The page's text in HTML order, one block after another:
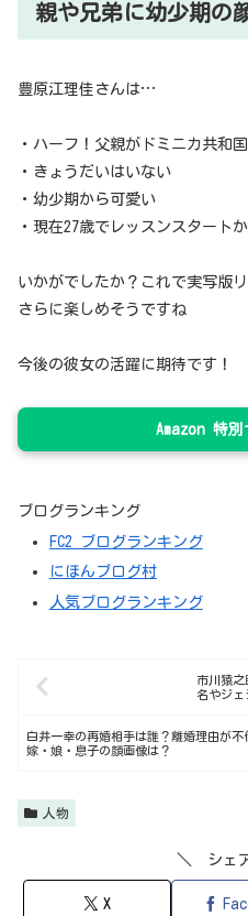
親や兄弟に幼少期の
豊原江理佳さんは…
・ハーフ！父親がドミニカ共和
・きょうだいはいない
・幼少期から可愛い
・現在27歳でレッスンスタート
いかがでしたか？これで実写版
さらに楽しめそうですね
今後の彼女の活躍に期待です！
Amazon 特
ブログランキング
FC2 ブログランキング
にほんブログ村
人気ブログランキング
市川猿之
名やジェ
白井一幸の再婚相手は誰？離婚理由が不
嫁・娘・息子の顔画像は？
人物
＼ シェ
X